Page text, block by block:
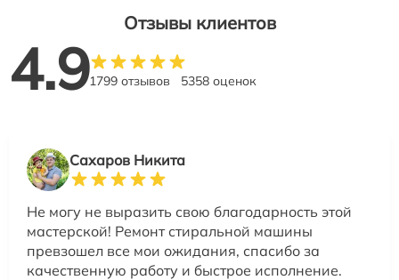
Отзывы клиентов
4.91799 отзывов 5358 оценок
Сахаров Никита
Не могу не выразить свою благодарность этой
мастерской! Ремонт стиральной машины
превзошел все мои ожидания, спасибо за
качественную работу и быстрое исполнение.